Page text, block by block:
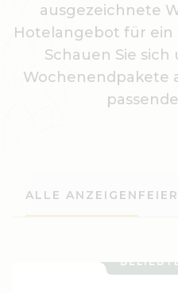
ausgezeichnete
Hotelangebot für ein
Schauen Sie
Wochenendpakete
ALLE ANZEIGEN